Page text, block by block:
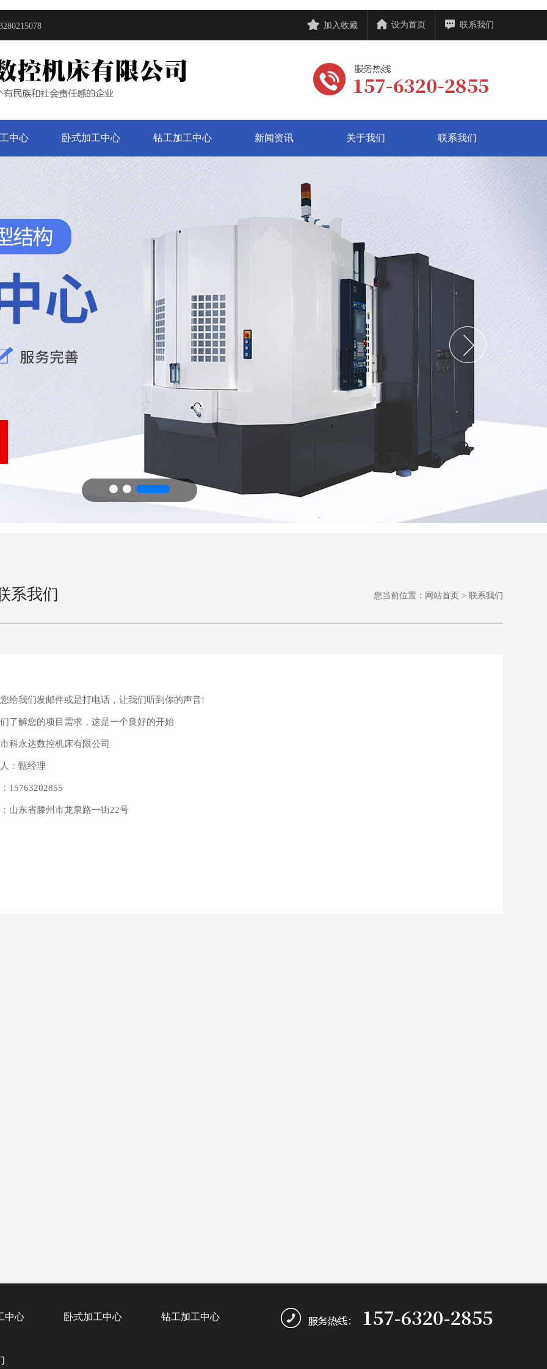
加入收藏 设为首页 联系我们
中心 卧式加工中心 钻工加工中心 新闻资讯 关于我们 联系我们
系我们 您当前位置： 网站首页 > 联系我们
给我们发邮件或是打电话，让我们听到你的声音!
了解您的项目需求，这是一个良好的开始
科永达数控机床有限公司
：甄经理
15763202855
山东省滕州市龙泉路一街22号
中心 卧式加工中心 钻工加工中心